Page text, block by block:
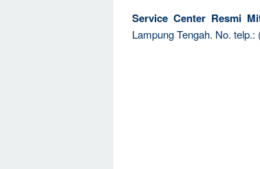
Service Center Resmi
Lampung Tengah. No. telp.: